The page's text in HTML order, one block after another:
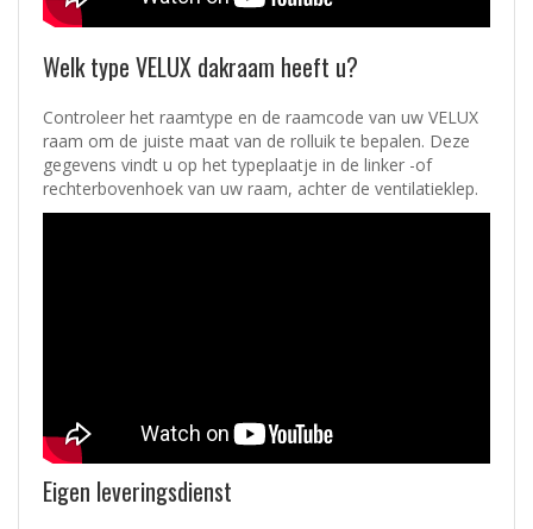
Welk type VELUX dakraam heeft u?
Controleer het raamtype en de raamcode van uw VELUX
raam om de juiste maat van de rolluik te bepalen. Deze
gegevens vindt u op het typeplaatje in de linker -of
rechterbovenhoek van uw raam, achter de ventilatieklep.
Eigen leveringsdienst